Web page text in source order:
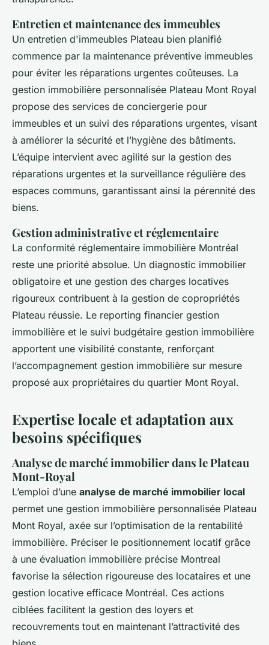
Entretien et maintenance des immeubles
Un entretien d'immeubles Plateau bien planifié
commence par la maintenance préventive immeubles
pour éviter les réparations urgentes coûteuses. La
gestion immobilière personnalisée Plateau Mont Royal
propose des services de conciergerie pour
immeubles et un suivi des réparations urgentes, visant
à améliorer la sécurité et l’hygiène des bâtiments.
L’équipe intervient avec agilité sur la gestion des
réparations urgentes et la surveillance régulière des
espaces communs, garantissant ainsi la pérennité des
biens.
Gestion administrative et réglementaire
La conformité réglementaire immobilière Montréal
reste une priorité absolue. Un diagnostic immobilier
obligatoire et une gestion des charges locatives
rigoureux contribuent à la gestion de copropriétés
Plateau réussie. Le reporting financier gestion
immobilière et le suivi budgétaire gestion immobilière
apportent une visibilité constante, renforçant
l’accompagnement gestion immobilière sur mesure
proposé aux propriétaires du quartier Mont Royal.
Expertise locale et adaptation aux
besoins spécifiques
Analyse de marché immobilier dans le Plateau
Mont-Royal
L’emploi d’une analyse de marché immobilier local
permet une gestion immobilière personnalisée Plateau
Mont Royal, axée sur l’optimisation de la rentabilité
immobilière. Préciser le positionnement locatif grâce
à une évaluation immobilière précise Montreal
favorise la sélection rigoureuse des locataires et une
gestion locative efficace Montréal. Ces actions
ciblées facilitent la gestion des loyers et
recouvrements tout en maintenant l’attractivité des